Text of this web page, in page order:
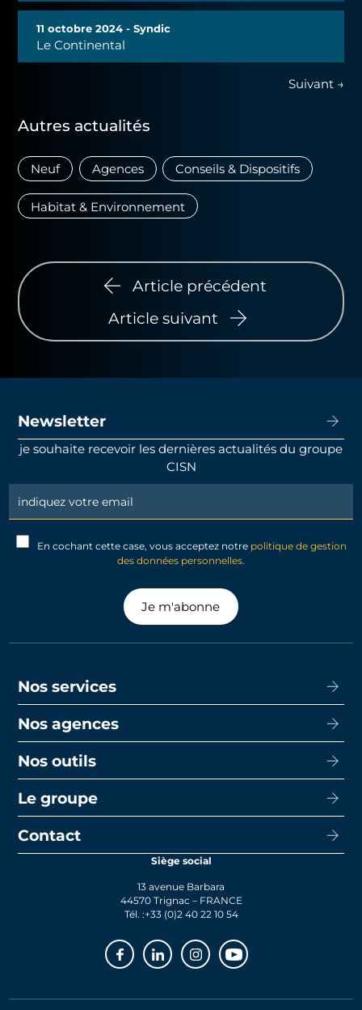
11 octobre 2024 - Syndic
Le Continental
Suivant →
Autres actualités
Neuf Agences Conseils & Dispositifs
Habitat & Environnement
Article précédent
Article suivant
Newsletter
je souhaite recevoir les dernières actualités du groupe
CISN
Newsletter
Signup
En cochant cette case, vous acceptez notre politique de gestion
des données personnelles.
Je m'abonne
Nos services
Acheter
Promotion
Transaction
Faire gérer
Nos agences
CISN Agence Immobilière Nantes Decré
CISN Agence Immobilière La Baule
Nos outils
Capacité d’emprunt
Le prêt bancaire
Le groupe
Le groupe
Contact
Siège social
13 avenue Barbara
44570 Trignac – FRANCE
Tél. :+33 (0)2 40 22 10 54
FacebookLinkedinInstagramYoutube